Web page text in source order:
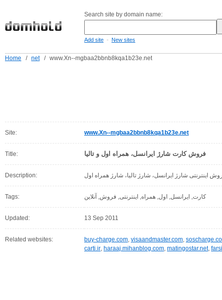
Search site by domain name:
Add site - New sites
Home / net / www.Xn--mgbaa2bbnb8kqa1b23e.net
Site: www.Xn--mgbaa2bbnb8kqa1b23e.net
Title: فروش کارت شارژ ایرانسل، همراه اول و تالیا
Description: اینترنتی شارژ ایرانسل، شارژ تالیا، شارژ همراه اول
Tags: کارت, ایرانسل, اول, همراه, اینترنتی, فروش, آنلاین
Updated: 13 Sep 2011
Related websites: buy-charge.com, visaandmaster.com,
carti.ir, haraaj.mihanblog.com, matingostar.net,